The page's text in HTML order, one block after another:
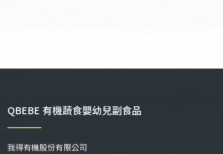
QBEBE 有機蔬食嬰幼兒副食品
我得有機股份有限公司